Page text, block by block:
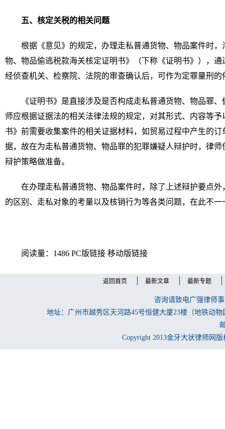
五、核定关税的相关问题
根据《意见》的规定，办理走私普通货物、物品案件时
物、物品偷逃税款海关核定证明书》（下称《证明书》），
经侦查机关、检察院、法院的审查确认后，可作为定罪量刑的
《证明书》是直接涉及是否构成走私普通货物、物品罪
师应根据证据法的相关法律法规的规定，对其形式、内容等
书》前需要收集案件的相关证据材料，如贸易过程中产生的
据，故在为走私普通货物、物品罪的犯罪嫌疑人辩护时，律
辩护策略做准备。
在办理走私普通货物、物品案件时，除了上述辩护要点
的区别、走私对象的考量以及核销行为等各类问题，在此不一
阅读量：1486 PC版链接 移动版链接
返回首页 最新文章 最新专题
咨询请致电广强律师
地址：广州市越秀区天河路45号恒健大厦23楼（地铁动
Copyright 2013金牙大状律师网